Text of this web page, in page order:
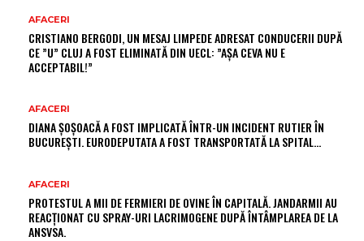
AFACERI
CRISTIANO BERGODI, UN MESAJ LIMPEDE ADRESAT CONDUCERII DUPĂ
CE ”U” CLUJ A FOST ELIMINATĂ DIN UECL: ”AȘA CEVA NU E
ACCEPTABIL!”
AFACERI
DIANA ȘOȘOACĂ A FOST IMPLICATĂ ÎNTR-UN INCIDENT RUTIER ÎN
BUCUREȘTI. EURODEPUTATA A FOST TRANSPORTATĂ LA SPITAL…
AFACERI
PROTESTUL A MII DE FERMIERI DE OVINE ÎN CAPITALĂ. JANDARMII AU
REACȚIONAT CU SPRAY-URI LACRIMOGENE DUPĂ ÎNTÂMPLAREA DE LA
ANSVSA.